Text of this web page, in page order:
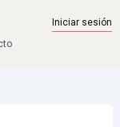
Iniciar sesión